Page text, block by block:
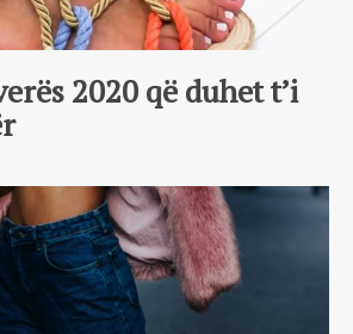
2020 që duhet t’i